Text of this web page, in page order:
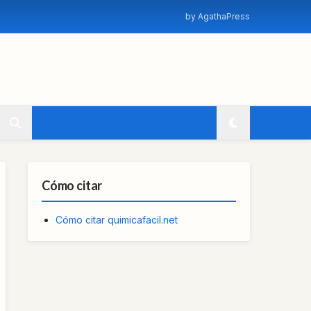
by AgathaPress
Cómo citar
Cómo citar quimicafacil.net